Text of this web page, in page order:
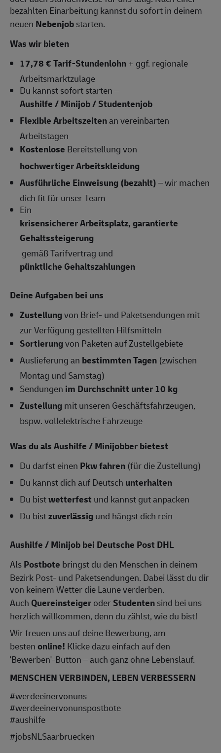
bezahlten Einarbeitung kannst du sofort in deinem
neuen Nebenjobstarten.
Was wir bieten
17,78 € Tarif-Stundenlohn+ ggf. regionale
Arbeitsmarktzulage
Du kannst sofort starten –
Aushilfe / Minijob / Studentenjob
Flexible Arbeitszeitenan vereinbarten
Arbeitstagen
Kostenlose Bereitstellung von
hochwertiger Arbeitskleidung
Ausführliche Einweisung (bezahlt)– wir machen
dich fit für unser Team
Ein
krisensicherer Arbeitsplatz, garantierte
Gehaltssteigerung
gemäß Tarifvertrag und
pünktliche Gehaltszahlungen
Deine Aufgaben bei uns
Zustellungvon Brief- und Paketsendungen mit
zur Verfügung gestellten Hilfsmitteln
Sortierungvon Paketen auf Zustellgebiete
Auslieferung an bestimmten Tagen (zwischen
Montag und Samstag)
Sendungen im Durchschnitt unter 10 kg
Zustellungmit unseren Geschäftsfahrzeugen,
bspw. vollelektrische Fahrzeuge
Was du als Aushilfe / Minijobber bietest
Du darfst einen Pkw fahren (für die Zustellung)
Du kannst dich auf Deutsch unterhalten
Du bistwetterfest und kannst gut anpacken
Du bistzuverlässigund hängst dich rein
Aushilfe / Minijob bei Deutsche Post DHL
AlsPostbote bringst du den Menschen in deinem
Bezirk Post- und Paketsendungen. Dabei lässt du dir
von keinem Wetter die Laune verderben.
Auch QuereinsteigeroderStudentensind bei uns
herzlich willkommen, denn du zählst, wie du bist!
Wir freuen uns auf deine Bewerbung, am
bestenonline! Klicke dazu einfach auf den
'Bewerben'-Button – auch ganz ohne Lebenslauf.
MENSCHEN VERBINDEN, LEBEN VERBESSERN
#werdeeinervonuns
#werdeeinervonunspostbote
#aushilfe
#jobsNLSaarbruecken